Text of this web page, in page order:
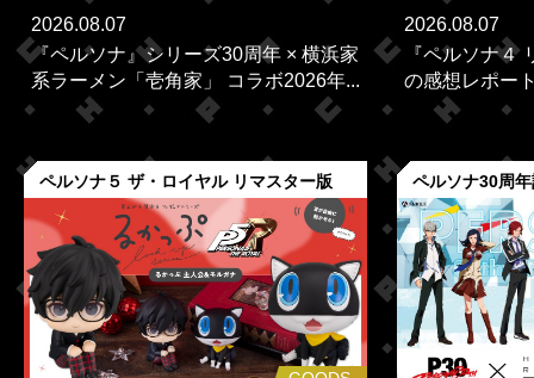
2026.08.07
『ペルソナ』シリーズ30周年 × 横浜家
系ラーメン「壱角家」 コラボ2026年...
2026.08.07
『ペルソナ４
の感想レポー
ペルソナ５ ザ・ロイヤル リマスター版 ペルソナ30周